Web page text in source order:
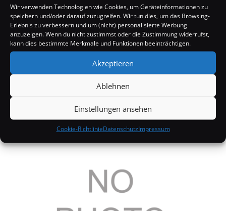
Wir verwenden Technologien wie Cookies, um Geräteinformationen zu
speichern und/oder darauf zuzugreifen. Wir tun dies, um das Browsing-
Erlebnis zu verbessern und um (nicht) personalisierte Werbung
anzuzeigen. Wenn du nicht zustimmst oder die Zustimmung widerrufst,
kann dies bestimmte Merkmale und Funktionen beeinträchtigen.
Akzeptieren
Ablehnen
Einstellungen ansehen
Cookie-RichtlinieDatenschutzImpressum
Victoria Beckham: Nackt auf T-Shirts